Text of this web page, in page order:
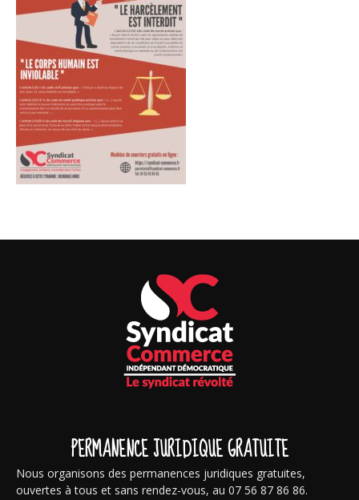
PERMANENCE JURIDIQUE GRATUITE
Nous organisons des permanences juridiques gratuites,
ouvertes à tous et sans rendez-vous, au 07 56 87 86 86.